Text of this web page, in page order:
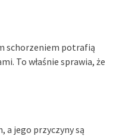
schorzeniem potrafią
To właśnie sprawia, że
a jego przyczyny są